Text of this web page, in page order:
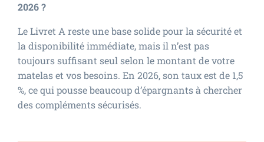
2026 ?
Le Livret A reste une base solide pour la sécurité et
la disponibilité immédiate, mais il n’est pas
toujours suffisant seul selon le montant de votre
matelas et vos besoins. En 2026, son taux est de 1,5
%, ce qui pousse beaucoup d’épargnants à chercher
des compléments sécurisés.